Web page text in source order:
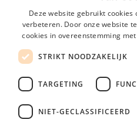
E-mail*
Wachtwoord
login gegevens onthouden
login
Bedrijf aanmelden
Deze website gebruikt
verbeteren. Door onze website
cookies in overeenstemming
STRIKT NOODZAKELIJK
TARGETING
NIET-GECLASSIFICEERD